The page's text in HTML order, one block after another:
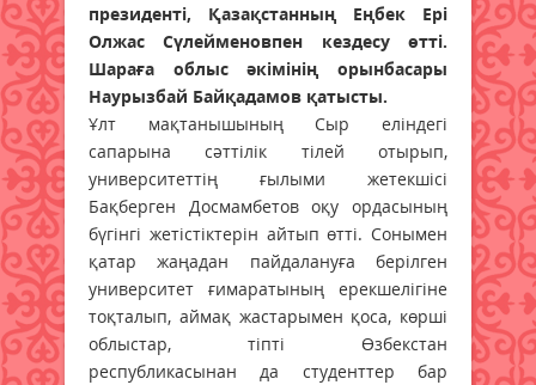
президенті, Қазақстанның Еңбек Ері
Олжас Сүлейменовпен кездесу өтті.
Шараға облыс әкімінің орынбасары
Наурызбай Байқадамов қатысты.
Ұлт мақтанышының Сыр еліндегі
сапарына сәттілік тілей отырып,
университеттің ғылыми жетекшісі
Бақберген Досмамбетов оқу ордасының
бүгінгі жетістіктерін айтып өтті. Сонымен
қатар жаңадан пайдалануға берілген
университет ғимаратының ерекшелігіне
тоқ­талып, аймақ жастарымен қоса, көрші
облыстар, тіпті Өзбекстан
республикасынан да студенттер бар